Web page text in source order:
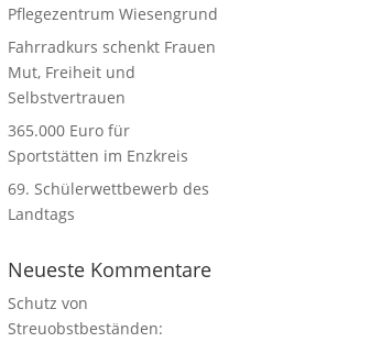
Pflegezentrum Wiesengrund
Fahrradkurs schenkt Frauen
Mut, Freiheit und
Selbstvertrauen
365.000 Euro für
Sportstätten im Enzkreis
69. Schülerwettbewerb des
Landtags
Neueste Kommentare
Schutz von
Streuobstbeständen: